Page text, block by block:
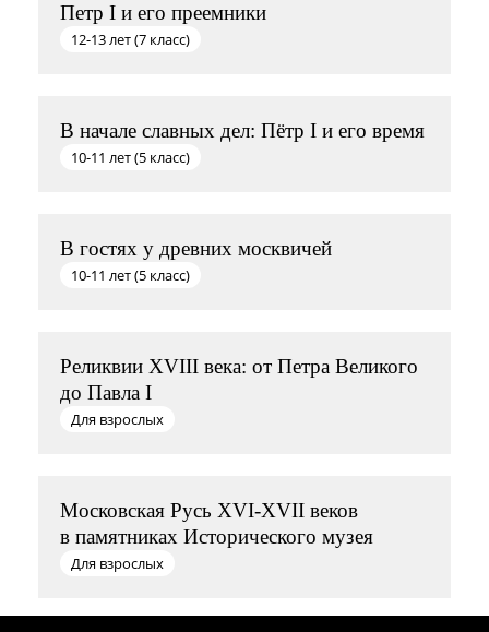
Петр I и его преемники
12-13 лет (7 класс)
В начале славных дел: Пётр I и его время
10-11 лет (5 класс)
В гостях у древних москвичей
10-11 лет (5 класс)
Реликвии XVIII века: от Петра Великого
до Павла I
Для взрослых
Московская Русь XVI-XVII веков
в памятниках Исторического музея
Для взрослых